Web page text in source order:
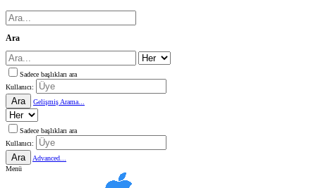
Ara
Sadece başlıkları ara
Kullanıcı:
Ara Gelişmiş Arama...
Sadece başlıkları ara
Kullanıcı:
Ara
Advanced...
Menü